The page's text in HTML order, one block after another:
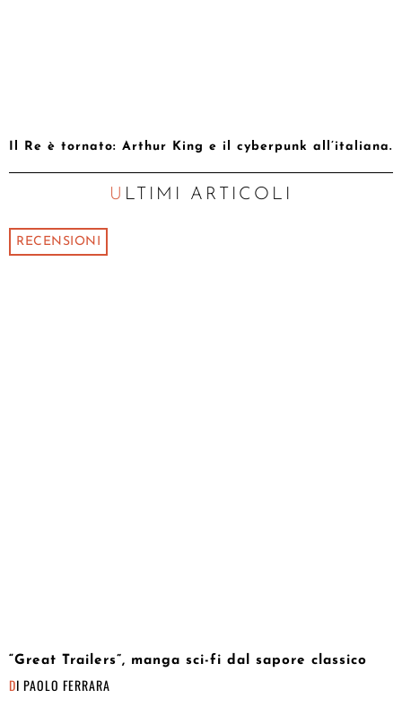
Il Re è tornato: Arthur King e il cyberpunk all’italiana.
ULTIMI ARTICOLI
RECENSIONI
“Great Trailers”, manga sci-fi dal sapore classico
DI PAOLO FERRARA